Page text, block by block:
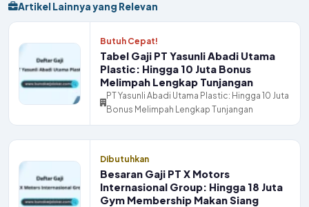
Artikel Lainnya yang Relevan
Butuh Cepat!
Tabel Gaji PT Yasunli Abadi Utama
Plastic: Hingga 10 Juta Bonus
Melimpah Lengkap Tunjangan
PT Yasunli Abadi Utama Plastic: Hingga 10 Juta
Bonus Melimpah Lengkap Tunjangan
Dibutuhkan
Besaran Gaji PT X Motors
Internasional Group: Hingga 18 Juta
Gym Membership Makan Siang